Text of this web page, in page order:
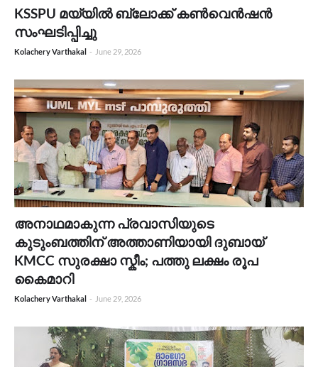
KSSPU മയ്യിൽ ബ്ലോക്ക് കൺവെൻഷൻ
സംഘടിപ്പിച്ചു
Kolachery Varthakal - June 29, 2026
അനാഥമാകുന്ന പ്രവാസിയുടെ
കുടുംബത്തിന് അത്താണിയായി ദുബായ്
KMCC സുരക്ഷാ സ്കീം; പത്തു ലക്ഷം രൂപ
കൈമാറി
Kolachery Varthakal - June 29, 2026